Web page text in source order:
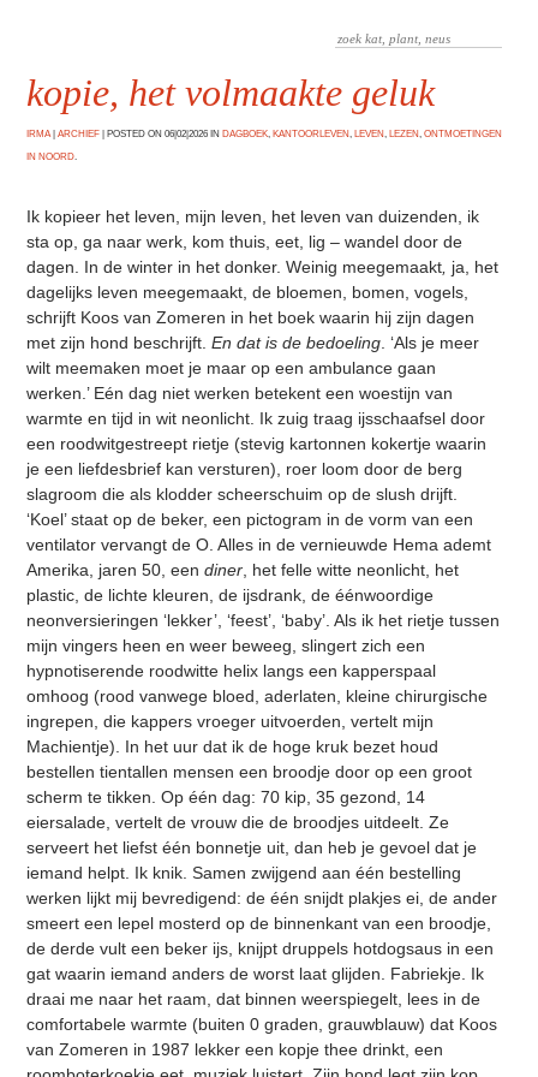
kopie, het volmaakte geluk
IRMA|ARCHIEF POSTED ON 06|02|2026 IN DAGBOEK, KANTOORLEVEN, LEVEN, LEZEN,ONTMOETINGEN
IN NOORD.
Ik kopieer het leven, mijn leven, het leven van duizenden, ik
sta op, ga naar werk, kom thuis, eet, lig – wandel door de
dagen. In de winter in het donker. Weinig meegemaakt ja, het
dagelijks leven meegemaakt, de bloemen, bomen, vogels,
schrijft Koos van Zomeren in het boek waarin hij zijn dagen
met zijn hond beschrijft.En dat is de bedoeling . ‘Als je meer
wilt meemaken moet je maar op een ambulance gaan
werken.’ Eén dag niet werken betekent een woestijn van
warmte en tijd in wit neonlicht. Ik zuig traag ijsschaafsel door
een roodwitgestreept rietje (stevig kartonnen kokertje waarin
je een liefdesbrief kan versturen), roer loom door de berg
slagroom die als klodder scheerschuim op de slush drijft.
‘Koel’ staat op de beker, een pictogram in de vorm van een
ventilator vervangt de O. Alles in de vernieuwde Hema ademt
Amerika, jaren 50, eendiner , het felle witte neonlicht, het
plastic, de lichte kleuren, de ijsdrank, de éénwoordige
neonversieringen ‘lekker’, ‘feest’, ‘baby’. Als ik het rietje tussen
mijn vingers heen en weer beweeg, slingert zich een
hypnotiserende roodwitte helix langs een kapperspaal
omhoog (rood vanwege bloed, aderlaten, kleine chirurgische
ingrepen, die kappers vroeger uitvoerden, vertelt mijn
Machientje). In het uur dat ik de hoge kruk bezet houd
bestellen tientallen mensen een broodje door op een groot
scherm te tikken. Op één dag: 70 kip, 35 gezond, 14
eiersalade, vertelt de vrouw die de broodjes uitdeelt. Ze
serveert het liefst één bonnetje uit, dan heb je gevoel dat je
iemand helpt. Ik knik. Samen zwijgend aan één bestelling
werken lijkt mij bevredigend: de één snijdt plakjes ei, de ander
smeert een lepel mosterd op de binnenkant van een broodje,
de derde vult een beker ijs, knijpt druppels hotdogsaus in een
gat waarin iemand anders de worst laat glijden. Fabriekje. Ik
draai me naar het raam, dat binnen weerspiegelt, lees in de
comfortabele warmte (buiten 0 graden, grauwblauw) dat Koos
van Zomeren in 1987 lekker een kopje thee drinkt, een